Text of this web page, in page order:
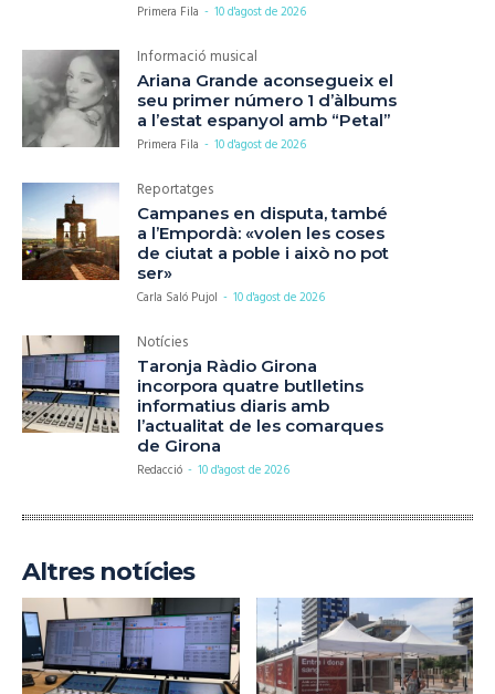
Primera Fila - 10 d'agost de 2026
Informació musical
Ariana Grande aconsegueix el
seu primer número 1 d’àlbums
a l’estat espanyol amb “Petal”
Primera Fila - 10 d'agost de 2026
Reportatges
Campanes en disputa, també
a l’Empordà: «volen les coses
de ciutat a poble i això no pot
ser»
Carla Saló Pujol - 10 d'agost de 2026
Notícies
Taronja Ràdio Girona
incorpora quatre butlletins
informatius diaris amb
l’actualitat de les comarques
de Girona
Redacció - 10 d'agost de 2026
Altres notícies